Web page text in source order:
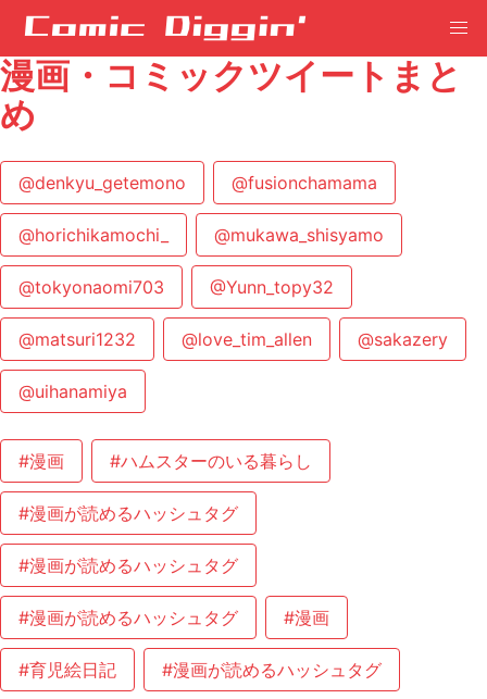
漫画・コミックツイートまと
め
@denkyu_getemono @fusionchamama
@horichikamochi_ @mukawa_shisyamo
@tokyonaomi703 @Yunn_topy32
@matsuri1232 @love_tim_allen @sakazery
@uihanamiya
#漫画 #ハムスターのいる暮らし
#漫画が読めるハッシュタグ
#漫画が読めるハッシュタグ
#漫画が読めるハッシュタグ #漫画
#育児絵日記 #漫画が読めるハッシュタグ